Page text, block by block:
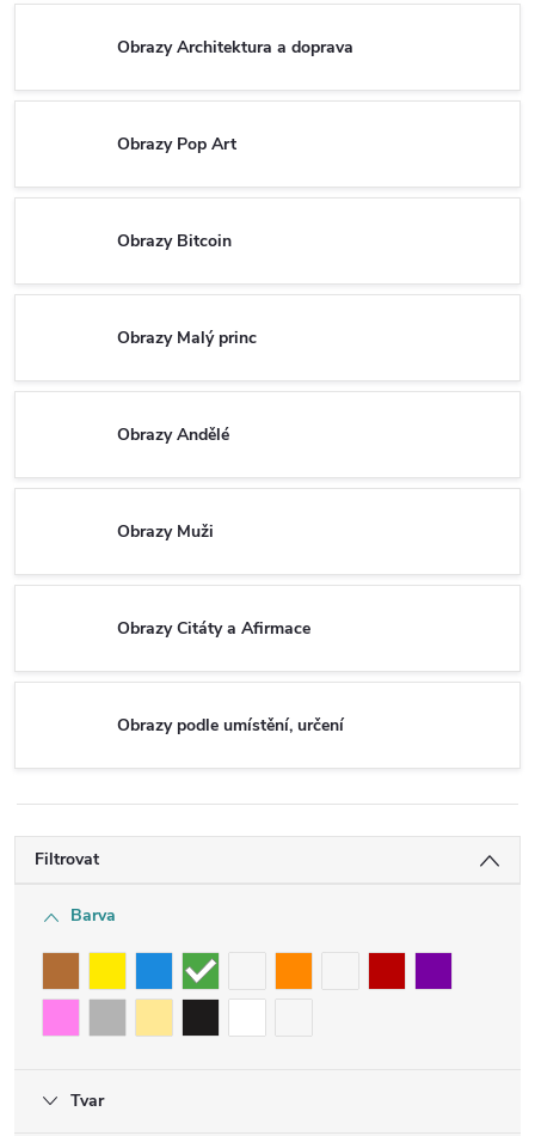
Obrazy Architektura a doprava
Obrazy Pop Art
Obrazy Bitcoin
Obrazy Malý princ
Obrazy Andělé
Obrazy Muži
Obrazy Citáty a Afirmace
Obrazy podle umístění, určení
Filtrovat
Barva
Tvar